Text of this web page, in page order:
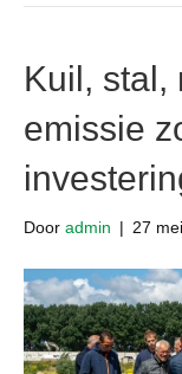
Kuil, stal,
emissie
Door admin | 27